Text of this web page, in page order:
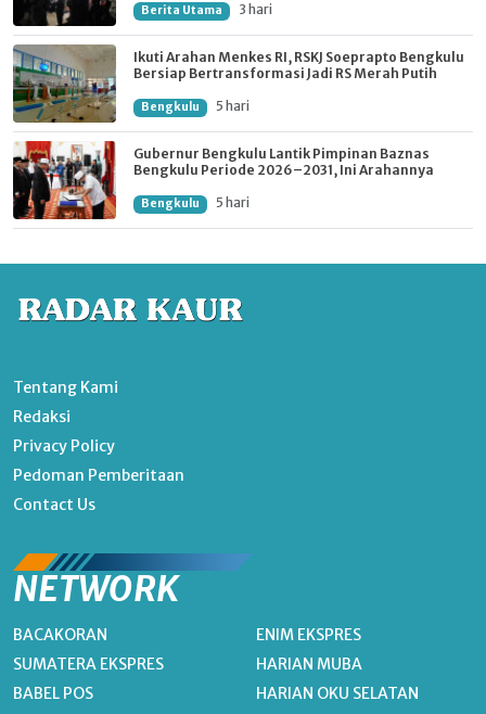
Berita Utama 3 hari
Ikuti Arahan Menkes RI, RSKJ Soeprapto Bengkulu
Bersiap Bertransformasi Jadi RS Merah Putih
Bengkulu 5 hari
Gubernur Bengkulu Lantik Pimpinan Baznas
Bengkulu Periode 2026–2031, Ini Arahannya
Bengkulu 5 hari
Tentang Kami
Redaksi
Privacy Policy
Pedoman Pemberitaan
Contact Us
NETWORK
BACAKORAN
SUMATERA EKSPRES
BABEL POS
ENIM EKSPRES
HARIAN MUBA
HARIAN OKU SELATAN